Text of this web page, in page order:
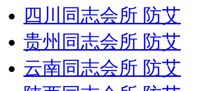
四川同志会所 防艾
贵州同志会所 防艾
云南同志会所 防艾